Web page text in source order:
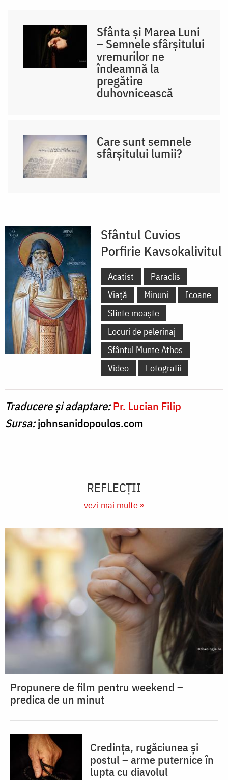
Sfânta și Marea Luni
– Semnele sfârșitului
vremurilor ne
îndeamnă la
pregătire
duhovnicească
Care sunt semnele
sfârșitului lumii?
Sfântul Cuvios
Porfirie Kavsokalivitul
Acatist
Paraclis
Viață
Minuni
Icoane
Sfinte moaște
Locuri de pelerinaj
Sfântul Munte Athos
Video
Fotografii
Traducere și adaptare:Pr. Lucian Filip
Sursa:johnsanidopoulos.com
REFLECȚII
vezi mai multe »
Propunere de film pentru weekend –
predica de un minut
Credința, rugăciunea și
postul – arme puternice în
lupta cu diavolul